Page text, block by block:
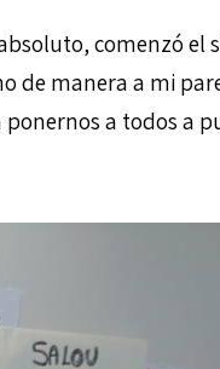
comenzó el
de manera a mi
a todos a